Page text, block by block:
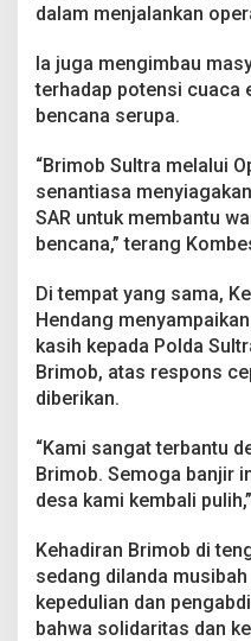
dalam menjalankan
Ia juga mengimbau
terhadap potensi cuaca
bencana serupa.
“Brimob Sultra melalui
senantiasa
SAR untuk membantu
bencana,” terang
Di tempat yang sama,
Hendang
kasih kepada Polda
Brimob, atas respons
diberikan.
“Kami sangat terbantu
Brimob. Semoga banjir
desa kami kembali
Kehadiran Brimob di
sedang dilanda
kepedulian dan
bahwa solidaritas dan